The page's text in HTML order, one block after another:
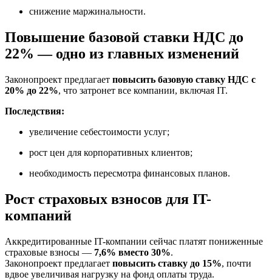
снижение маржинальности.
Повышение базовой ставки НДС до
22% — одно из главных изменений
Законопроект предлагает повысить базовую ставку НДС с
20% до 22%, что затронет все компании, включая IT.
Последствия:
увеличение себестоимости услуг;
рост цен для корпоративных клиентов;
необходимость пересмотра финансовых планов.
Рост страховых взносов для IT-
компаний
Аккредитированные IT-компании сейчас платят пониженные
страховые взносы — 7,6% вместо 30%.
Законопроект предлагает повысить ставку до 15%, почти
вдвое увеличивая нагрузку на фонд оплаты труда.